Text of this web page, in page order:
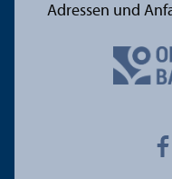
Adressen und